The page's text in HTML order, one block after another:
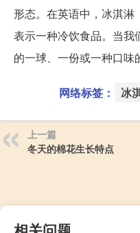
形态。在英语中，冰淇淋
表示一种冷饮食品。当我
的一球、一份或一种口味
网络标签： 冰
上一篇
冬天的棉花生长特点